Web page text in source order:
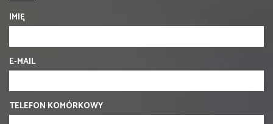
IMIĘ
E-MAIL
TELEFON KOMÓRKOWY